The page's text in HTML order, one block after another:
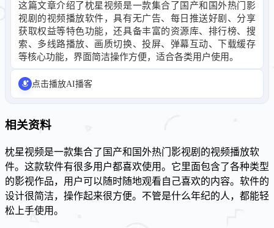
这篇文章介绍了枕星视频是一款集合了国产和国外热门影
视剧的视频播放软件，具有无广告、每日推送好剧、分享
获取权益等特色功能，还具备丰富的资源库、排行榜、搜
索、多线路播放、画质切换、投屏、弹幕互动、下载缓存
等核心功能，界面简洁操作方便，适合各类用户使用。
点击播放AI播客
相关资料
枕星视频是一款集合了国产和国外热门影视剧的视频播放软
件。这款软件有很多用户都喜欢使用。它里面包含了各种类型
的影视作品，用户可以随时随地观看自己喜欢的内容。软件的
设计很简洁，操作起来很方便。不管是什么年纪的人，都能轻
松上手使用。